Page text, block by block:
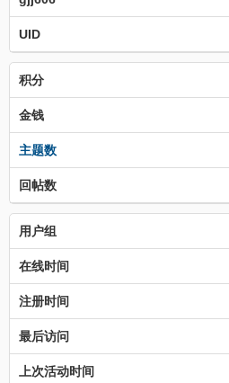
UID
积分
金钱
主题数
回帖数
用户组
在线时间
注册时间
最后访问
上次活动时间